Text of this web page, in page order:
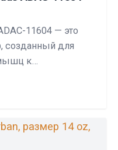
11604 — это
созданный для
к…